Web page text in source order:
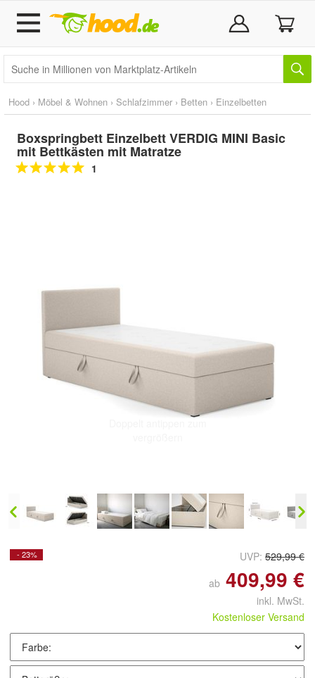
Hood › Möbel & Wohnen › Schlafzimmer › Betten › Einzelbetten
Boxspringbett Einzelbett VERDIG MINI Basic
mit Bettkästen mit Matratze
1
- 23% UVP: 529,99 €
ab 409,99 €
inkl. MwSt.
Kostenloser Versand